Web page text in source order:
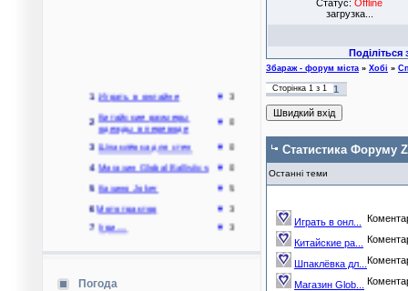
одежды в переводе
с Польши
Погода
Статус: Offline
загрузка...
Поділіться з
Збараж - форум міста » Хобі »
Сторінка 1 з 1 1
Статистика Форуму
Останні теми
Играть в онл...
Китайские ра...
Шпаклёвка дл...
Магазин Glob...